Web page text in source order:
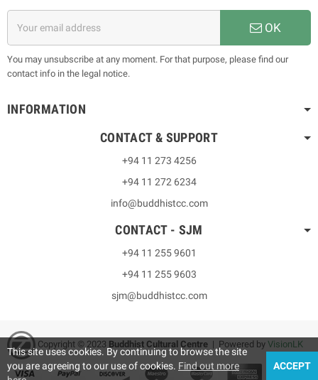
OK
You may unsubscribe at any moment. For that purpose, please find our
contact info in the legal notice.
INFORMATION
CONTACT & SUPPORT
+94 11 273 4256
+94 11 272 6234
info@buddhistcc.com
CONTACT - SJM
+94 11 255 9601
+94 11 255 9603
sjm@buddhistcc.com
Copyright © 2023 Buddhist Cultural Centre | Powered by VisionLK
This site uses cookies. By continuing to browse the site
you are agreeing to our use of cookies. Find out more
ACCEPT